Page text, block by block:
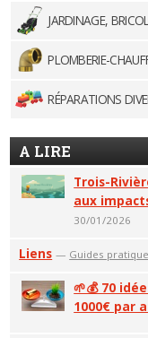
JARDINAGE,
PLOMBERIE-
RÉPARATIONS
A LIRE
Trois-
aux
30/01/2026
Liens — Guides
🌱💰 70
1000€ par